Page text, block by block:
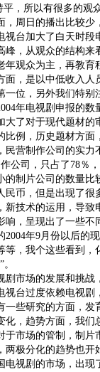
平，所以有很多的
，周日的播出比较
视台加大了白天时
，从观众的结构
年观众为主，再教
面，是以中低收入
一位，另外我们特别
年电视剧申报的
大了对于现代题材
比例，历史题材方
民营制作公司的实
公司，只占了78％
的制片公司的数量
民币，但是出现了
新技术的运用，导
响，呈现出了一些
2004年9月份以后的
等，我个这些看到
市场的发展和挑战
视台过度依赖电视
一些研究的方面，
化，趋势方面，我
于市场的管制，制
两极分化的趋势也
电视剧的市场，出